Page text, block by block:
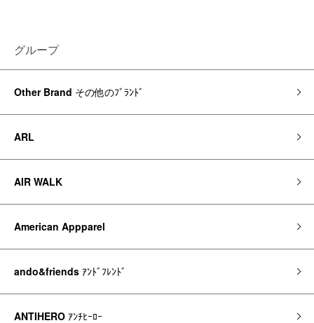
グループ
Other Brand その他のﾌﾞﾗﾝﾄﾞ
ARL
AIR WALK
American Appparel
ando&friends ｱﾝﾄﾞﾌﾚﾝﾄﾞ
ANTIHERO ｱﾝﾁﾋｰﾛｰ